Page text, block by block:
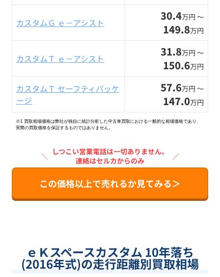
カスタムＧ ｅ－アシスト 30.4万円 〜
149.8万円
カスタムＴ ｅ－アシスト 31.8万円 〜
150.6万円
カスタムＴ セーフティパッケ
ージ
57.6万円 〜
147.0万円
※1 買取相場価格は弊社が独自に統計分析した中古車買取における一般的な相場価格であり、
実際の買取価格を保証するものではありません。
＼ しつこい営業電話は一切ありません。
連絡はセルカからのみ
／
この価格以上で売れるか見てみる＞
ｅＫスペースカスタム 10年落ち
(2016年式)の走行距離別買取相場